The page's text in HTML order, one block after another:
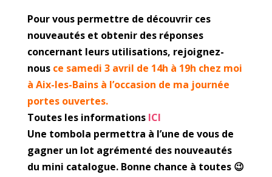
Pour vous permettre de découvrir ces
nouveautés et obtenir des réponses
concernant leurs utilisations, rejoignez-
nous ce samedi 3 avril de 14h à 19h chez moi
à Aix-les-Bains à l’occasion de ma journée
portes ouvertes.
Toutes les informations ICI
Une tombola permettra à l’une de vous de
gagner un lot agrémenté des nouveautés
du mini catalogue. Bonne chance à toutes 😉